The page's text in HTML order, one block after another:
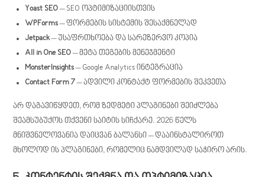
Yoast SEO – SEO ოპტიმიზაციისთვის
WPForms – ფორმების სისტემის შესაქმნელად
Jetpack– უსაფრთხოება და სარეზერვო კოპია
All in One SEO – მეტა თეგების მენეჯმენტი
MonsterInsights – Google Analytics ინტეგრაცია
Contact Form 7 – ადვილი კონტაქტ ფორმების შეკვეთა
არ დაგავიწყდეთ, რომ ზედმეტი პლაგინები შეიძლება
შეამსუბუქოს თქვენი საიტის სიჩქარე. 2026 წელს
მნიშვნელოვანია დაიცვან ბალანსი – დააინსტალიროთ
მხოლოდ ის პლაგინები, რომელიც ნამდვილად საჭირო არის.